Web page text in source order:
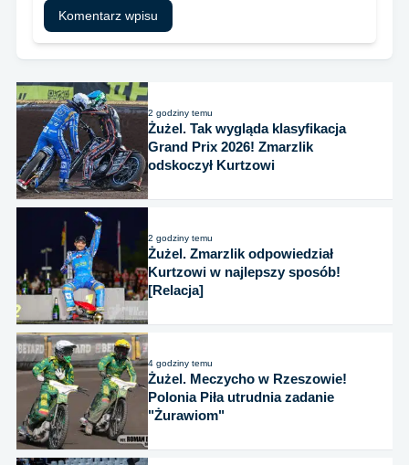
2 godziny temu
Żużel. Tak wygląda klasyfikacja
Grand Prix 2026! Zmarzlik
odskoczył Kurtzowi
2 godziny temu
Żużel. Zmarzlik odpowiedział
Kurtzowi w najlepszy sposób!
[Relacja]
4 godziny temu
Żużel. Meczycho w Rzeszowie!
Polonia Piła utrudnia zadanie
"Żurawiom"